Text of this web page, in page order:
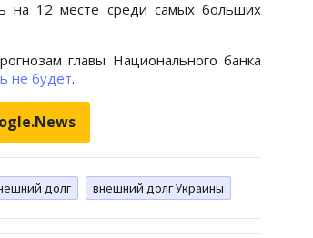
на 12 месте среди самых больших
главы Национального банка
не будет.
долг внешний долг Украины